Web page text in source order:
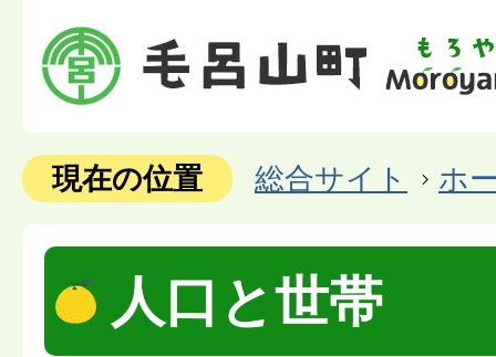
現在の位置 総合サイト ホ
人口と世帯